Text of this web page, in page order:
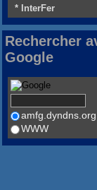
* InterFer
Rechercher
Google
amfg.dyndns.org
WWW